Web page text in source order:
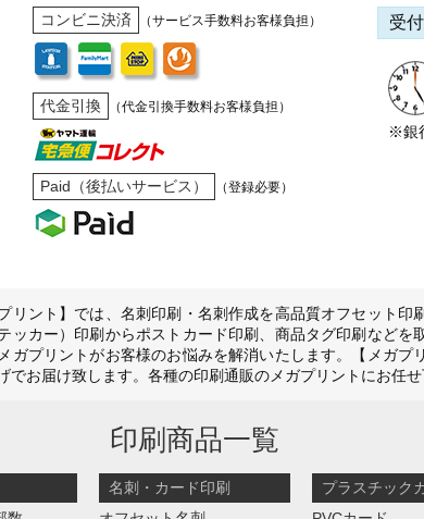
コンビニ決済 （サービス手数料お客様負担）
代金引換 （代金引換手数料お客様負担）
Paid（後払いサービス） （登録必要）
受
※銀
リント】では、名刺印刷・名刺作成を高品質オフセット印
ッカー）印刷からポストカード印刷、商品タグ印刷などを
ガプリントがお客様のお悩みを解消いたします。【メガプ
でお届け致します。各種の印刷通販のメガプリントにお任せ
印刷商品一覧
名刺・カード印刷
プラスチック